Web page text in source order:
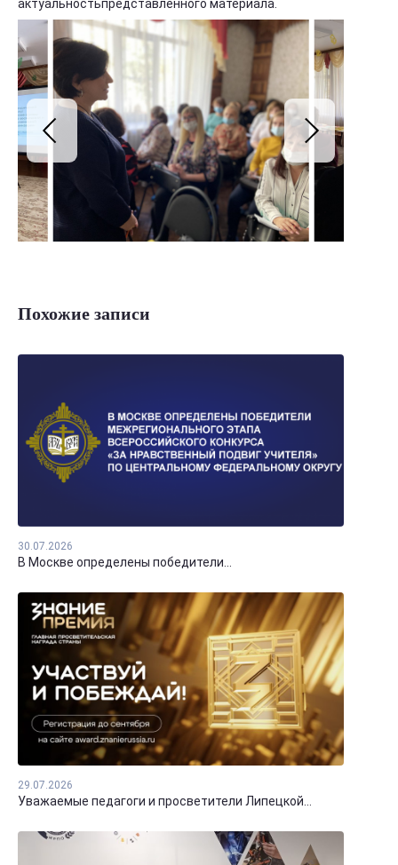
актуальностьпредставленного материала.
Похожие записи
30.07.2026
В Москве определены победители...
29.07.2026
Уважаемые педагоги и просветители Липецкой...